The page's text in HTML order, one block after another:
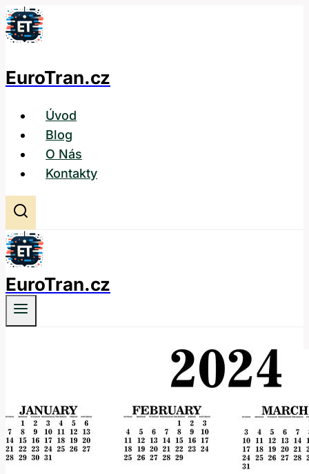
Přeskočit
na
EuroTran.cz
Úvod
Blog
O Nás
Kontakty
EuroTran.cz